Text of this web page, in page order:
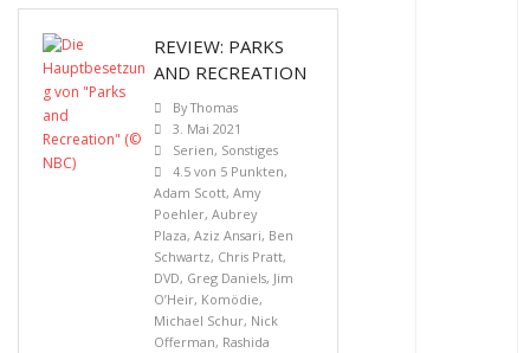
REVIEW: PARKS
AND RECREATION
ByThomas
3. Mai 2021
Serien, Sonstiges
4.5 von 5 Punkten,
Adam Scott, Amy
Poehler, Aubrey
Plaza, Aziz Ansari, Ben
Schwartz, Chris Pratt,
DVD, Greg Daniels, Jim
O’Heir, Komödie,
Michael Schur, Nick
Offerman, Rashida